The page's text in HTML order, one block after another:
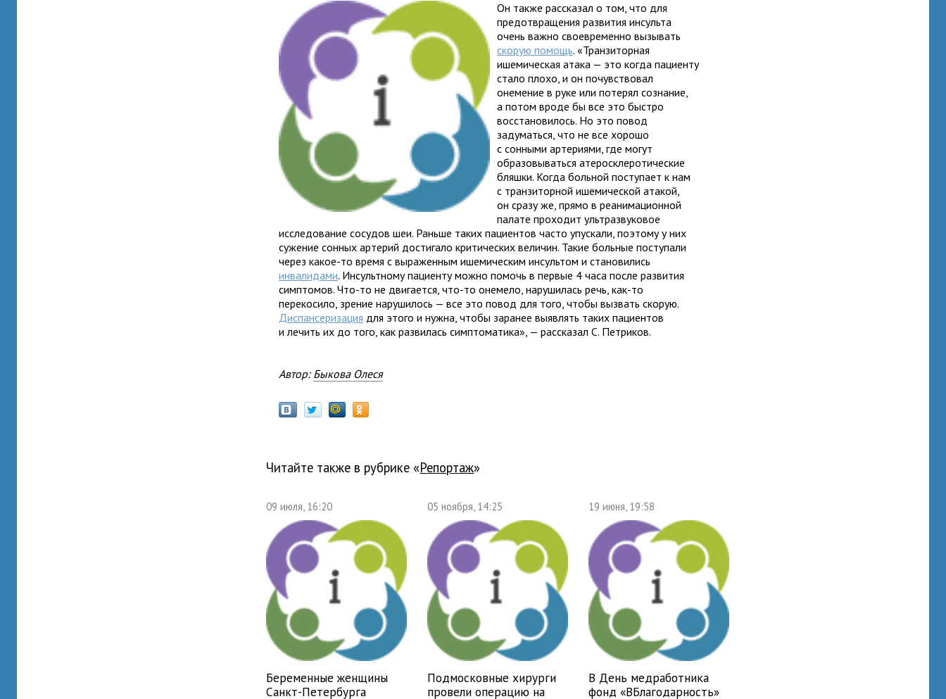
Он также рассказал о том, что для
предотвращения развития инсульта
очень важно своевременно вызывать
скорую помощь. «Транзиторная
ишемическая атака — это когда пациенту
стало плохо, и он почувствовал
онемение в руке или потерял сознание,
а потом вроде бы все это быстро
восстановилось. Но это повод
задуматься, что не все хорошо
с сонными артериями, где могут
образовываться атеросклеротические
бляшки. Когда больной поступает к нам
с транзиторной ишемической атакой,
он сразу же, прямо в реанимационной
палате проходит ультразвуковое
исследование сосудов шеи. Раньше таких пациентов часто упускали, поэтому у них
сужение сонных артерий достигало критических величин. Такие больные поступали
через какое-то время с выраженным ишемическим инсультом и становились
инвалидами. Инсультному пациенту можно помочь в первые 4 часа после развития
симптомов. Что-то не двигается, что-то онемело, нарушилась речь, как-то
перекосило, зрение нарушилось — все это повод для того, чтобы вызвать скорую.
Диспансеризация для этого и нужна, чтобы заранее выявлять таких пациентов
и лечить их до того, как развилась симптоматика», — рассказал С. Петриков.
Автор: Быкова Олеся
Читайте также в рубрике « Репортаж»
09 июля, 16:20
Беременные женщины
Санкт-Петербурга
05 ноября, 14:25
Подмосковные хирурги
провели операцию на
19 июня, 19:58
В День медработника
фонд «ВБлагодарность»